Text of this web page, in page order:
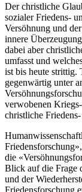
Der christliche
sozialer Friedens-
Versöhnung und
innere
dabei aber
umfasst und
ist bis heute strittig.
gegenwärtig unter
verwobenen
christliche
die
Blick auf die Frage
und der
Friedensforschung